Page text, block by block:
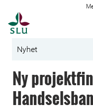
Nyhet
Ny